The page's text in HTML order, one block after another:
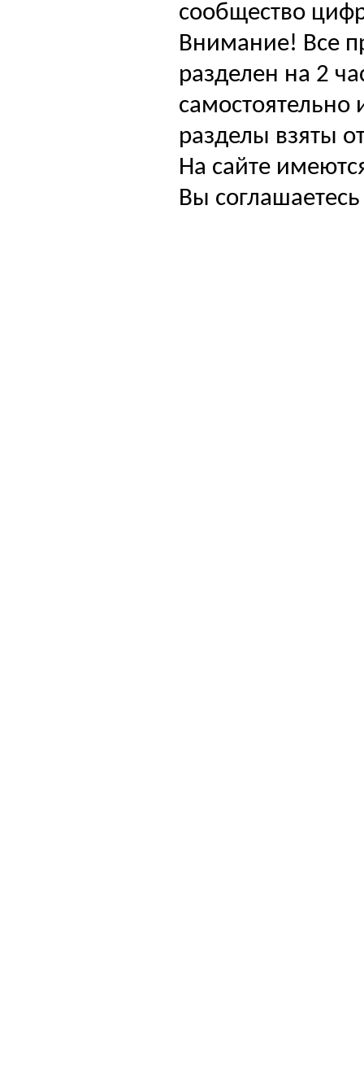
сообщество
Внимание! Все
разделен на 2
самостоятельно
разделы взяты
На сайте
Вы